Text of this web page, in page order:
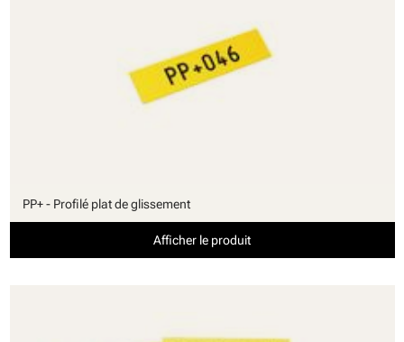
PP+ - Profilé plat de glissement
Afficher le produit